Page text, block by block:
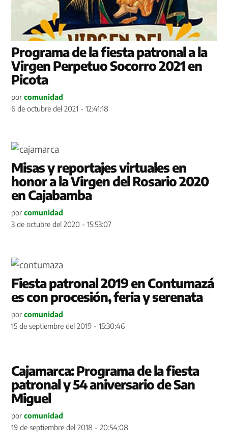
Programa de la fiesta patronal a la
Virgen Perpetuo Socorro 2021 en
Picota
por comunidad
6 de octubre del 2021 - 12:41:18
Misas y reportajes virtuales en
honor a la Virgen del Rosario 2020
en Cajabamba
por comunidad
3 de octubre del 2020 - 15:53:07
Fiesta patronal 2019 en Contumazá
es con procesión, feria y serenata
por comunidad
15 de septiembre del 2019 - 15:30:46
Cajamarca: Programa de la fiesta
patronal y 54 aniversario de San
Miguel
por comunidad
19 de septiembre del 2018 - 20:54:08